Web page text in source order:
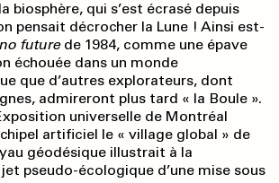
biosphère, qui s’est écrasé depuis
pensait décrocher la Lune ! Ainsi est-
no futurede 1984, comme une épave
échouée dans un monde
que d’autres explorateurs, dont
admireront plus tard « la Boule ».
universelle de Montréal
artificiel le « village global » de
géodésique illustrait à la
pseudo-écologique d’une mise sous